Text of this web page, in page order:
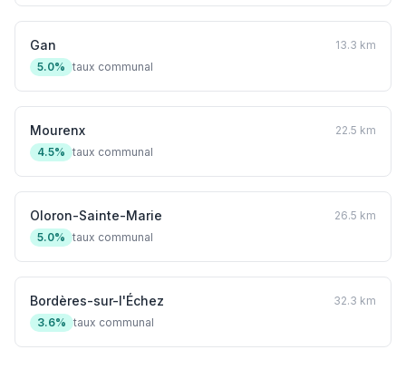
Gan
13.3 km
5.0% taux communal
Mourenx
22.5 km
4.5% taux communal
Oloron-Sainte-Marie
26.5 km
5.0% taux communal
Bordères-sur-l'Échez
32.3 km
3.6% taux communal